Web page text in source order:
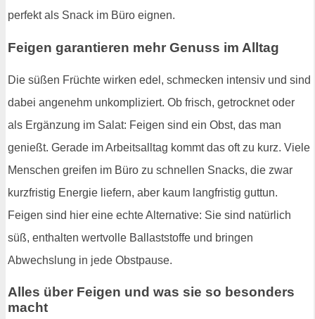
perfekt als Snack im Büro eignen.
Feigen garantieren mehr Genuss im Alltag
Die süßen Früchte wirken edel, schmecken intensiv und sind
dabei angenehm unkompliziert. Ob frisch, getrocknet oder
als Ergänzung im Salat: Feigen sind ein Obst, das man
genießt. Gerade im Arbeitsalltag kommt das oft zu kurz. Viele
Menschen greifen im Büro zu schnellen Snacks, die zwar
kurzfristig Energie liefern, aber kaum langfristig guttun.
Feigen sind hier eine echte Alternative: Sie sind natürlich
süß, enthalten wertvolle Ballaststoffe und bringen
Abwechslung in jede Obstpause.
Alles über Feigen und was sie so besonders
macht